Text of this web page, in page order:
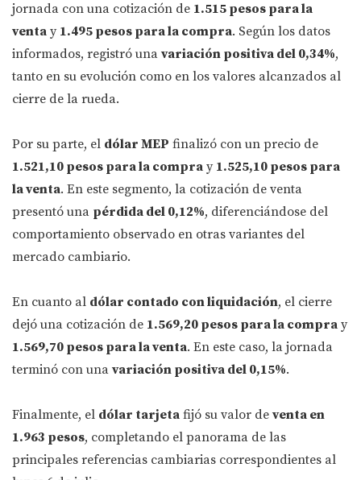
jornada con una cotización de 1.515 pesos para la
venta y 1.495 pesos para la compra. Según los datos
informados, registró una variación positiva del 0,34%,
tanto en su evolución como en los valores alcanzados al
cierre de la rueda.
Por su parte, el dólar MEP finalizó con un precio de
1.521,10 pesos para la compra y 1.525,10 pesos para
la venta. En este segmento, la cotización de venta
presentó una pérdida del 0,12%, diferenciándose del
comportamiento observado en otras variantes del
mercado cambiario.
En cuanto al dólar contado con liquidación, el cierre
dejó una cotización de 1.569,20 pesos para la compra y
1.569,70 pesos para la venta. En este caso, la jornada
terminó con una variación positiva del 0,15%.
Finalmente, el dólar tarjeta fijó su valor de venta en
1.963 pesos, completando el panorama de las
principales referencias cambiarias correspondientes al